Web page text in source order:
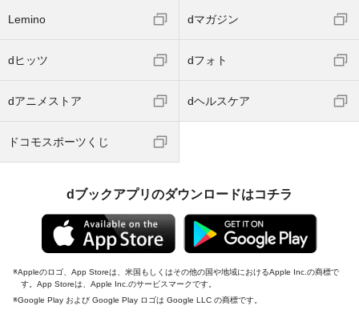
Lemino dマガジン
dヒッツ dフォト
dアニメストア dヘルスケア
ドコモスポーツくじ
dブックアプリのダウンロードはコチラ
Appleのロゴ、App Storeは、米国もしくはその他の国や地域におけるApple Inc.の商標で
す。App Storeは、Apple Inc.のサービスマークです。
Google Play および Google Play ロゴは Google LLC の商標です。